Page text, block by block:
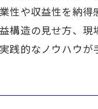
性や収益性を納
構造の見せ方、
践的なノウハウが